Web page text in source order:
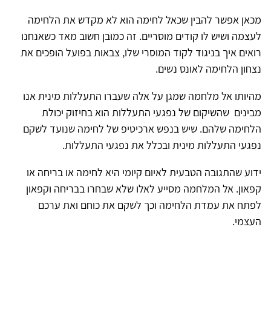
מכאן אפשר להבין שכאל לחימה הוא לא מקדש את הלחימה
לעצמה ושיש לו קודים מוסריים. זה כמובן חשוב מאד כשאנחנו
רואים איך בניגוד לקוד המוסרי שלו, צבאות בפועל הופכים את
נצחון הלחימה לאונס נשים.
מהיותו אל מלחמה שמגן על אלה שעברו התעללות מינית אנו
מבינים שהשיקום של נפגעי התעללות הוא בחיזוק יכולת
הלחימה שלהם. שיש בנפש ארכיטיפ של לחימה שנועד לשקם
נפגעי התעללות מינית ובכלל את נפגעי התעללות.
ידוע שהתגובה הטבעית לאיום קיומי היא לחימה או בריחה או
קפאון. אל המלחמה מסייע לאלו שלא שבחרו בבריחה וקפאון
לפתח את עמדת הלחימה וכך לשקם את כוחם ואת ערכם
העצמי.